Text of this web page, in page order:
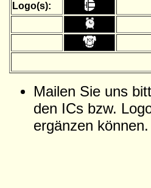
Logo(s):
Mailen Sie uns
den ICs bzw.
ergänzen können.